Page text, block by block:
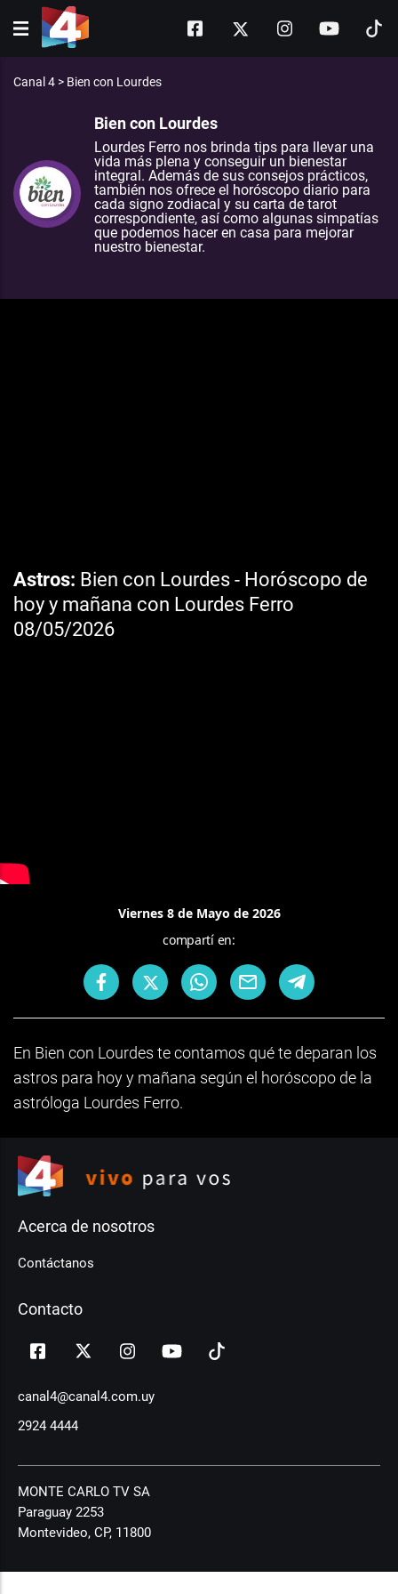
Canal 4 > Bien con Lourdes
Bien con Lourdes
Lourdes Ferro nos brinda tips para llevar una
vida más plena y conseguir un bienestar
integral. Además de sus consejos prácticos,
también nos ofrece el horóscopo diario para
cada signo zodiacal y su carta de tarot
correspondiente, así como algunas simpatías
que podemos hacer en casa para mejorar
nuestro bienestar.
Astros Bien con Lourdes - Horóscopo de
hoy y mañana con Lourdes Ferro
08/05/2026
Viernes 8 de Mayo de 2026
compartí en:
En Bien con Lourdes te contamos qué te deparan los
astros para hoy y mañana según el horóscopo de la
astróloga Lourdes Ferro.
Acerca de nosotros
Contáctanos
Contacto
canal4@canal4.com.uy
2924 4444
MONTE CARLO TV SA
Paraguay 2253
Montevideo, CP, 11800